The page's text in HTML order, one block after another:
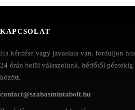
KAPCSOLAT
Ha kérdése vagy javaslata van, forduljon
24 órán belül válaszolunk, hétfőtől péntekig
között.
contact@szabasmintabolt.hu